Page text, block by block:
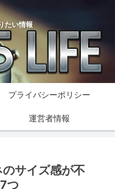
たい情報
プライバシーポリシー
運営者情報
サイズ感が不
つ